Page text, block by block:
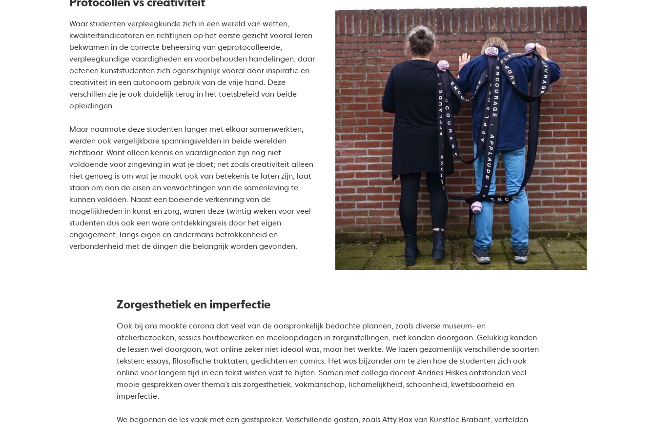
Protocollen vs creativiteit
Waar studenten verpleegkunde zich in een wereld van wetten,
kwaliteitsindicatoren en richtlijnen op het eerste gezicht vooral leren
bekwamen in de correcte beheersing van geprotocolleerde,
verpleegkundige vaardigheden en voorbehouden handelingen, daar
oefenen kunststudenten zich ogenschijnlijk vooral door inspiratie en
creativiteit in een autonoom gebruik van de vrije hand. Deze
verschillen zie je ook duidelijk terug in het toetsbeleid van beide
opleidingen.
Maar naarmate deze studenten langer met elkaar samenwerkten,
werden ook vergelijkbare spanningsvelden in beide werelden
zichtbaar. Want alleen kennis en vaardigheden zijn nog niet
voldoende voor zingeving in wat je doet; net zoals creativiteit alleen
niet genoeg is om wat je maakt ook van betekenis te laten zijn, laat
staan om aan de eisen en verwachtingen van de samenleving te
kunnen voldoen. Naast een boeiende verkenning van de
mogelijkheden in kunst en zorg, waren deze twintig weken voor veel
studenten dus ook een ware ontdekkingsreis door het eigen
engagement, langs eigen en andermans betrokkenheid en
verbondenheid met de dingen die belangrijk worden gevonden.
Zorgesthetiek en imperfectie
Ook bij ons maakte corona dat veel van de oorspronkelijk bedachte plannen, zoals diverse museum- en
atelierbezoeken, sessies houtbewerken en meeloopdagen in zorginstellingen, niet konden doorgaan. Gelukkig konden
de lessen wel doorgaan, wat online zeker niet ideaal was, maar het werkte. We lazen gezamenlijk verschillende soorten
teksten: essays, filosofische traktaten, gedichten en comics. Het was bijzonder om te zien hoe de studenten zich ook
online voor langere tijd in een tekst wisten vast te bijten. Samen met collega docent Andries Hiskes ontstonden veel
mooie gesprekken over thema’s als zorgesthetiek, vakmanschap, lichamelijkheid, schoonheid, kwetsbaarheid en
imperfectie.
We begonnen de les vaak met een gastspreker. Verschillende gasten, zoals Atty Bax van Kunstloc Brabant, vertelden